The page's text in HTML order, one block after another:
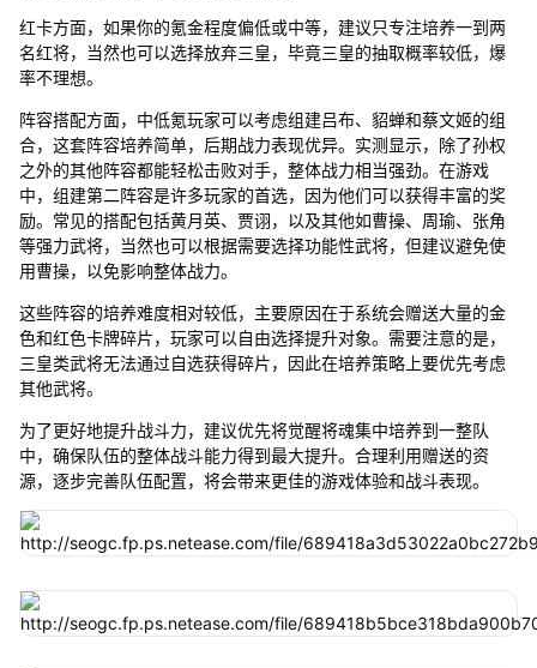
红卡方面，如果你的氪金程度偏低或中等，建议只专注培养一到两
名红将，当然也可以选择放弃三皇，毕竟三皇的抽取概率较低，爆
率不理想。
阵容搭配方面，中低氪玩家可以考虑组建吕布、貂蝉和蔡文姬的组
合，这套阵容培养简单，后期战力表现优异。实测显示，除了孙权
之外的其他阵容都能轻松击败对手，整体战力相当强劲。在游戏
中，组建第二阵容是许多玩家的首选，因为他们可以获得丰富的奖
励。常见的搭配包括黄月英、贾诩，以及其他如曹操、周瑜、张角
等强力武将，当然也可以根据需要选择功能性武将，但建议避免使
用曹操，以免影响整体战力。
这些阵容的培养难度相对较低，主要原因在于系统会赠送大量的金
色和红色卡牌碎片，玩家可以自由选择提升对象。需要注意的是，
三皇类武将无法通过自选获得碎片，因此在培养策略上要优先考虑
其他武将。
为了更好地提升战斗力，建议优先将觉醒将魂集中培养到一整队
中，确保队伍的整体战斗能力得到最大提升。合理利用赠送的资
源，逐步完善队伍配置，将会带来更佳的游戏体验和战斗表现。